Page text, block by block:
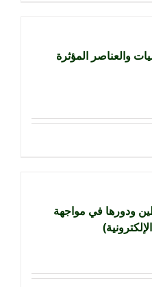
والعناصر المؤثرة
ودورها في مواجهة